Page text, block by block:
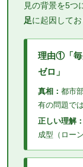
見の背景を5つ
足に起因して
理由①「毎
ゼロ」
真相： 都市
有の問題で
正しい理解：
成型（ロー